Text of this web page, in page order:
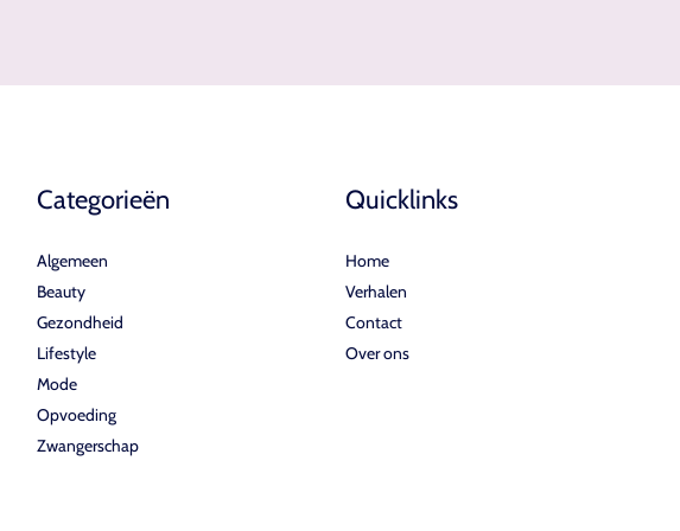
Categorieën
Algemeen
Beauty
Gezondheid
Lifestyle
Mode
Opvoeding
Zwangerschap
Quicklinks
Home
Verhalen
Contact
Over ons